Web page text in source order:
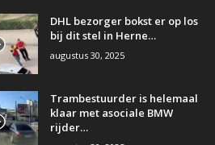
DHL bezorger bokst er op los
bij dit stel in Herne…
augustus 30, 2025
Trambestuurder is helemaal
klaar met asociale BMW
rijder…